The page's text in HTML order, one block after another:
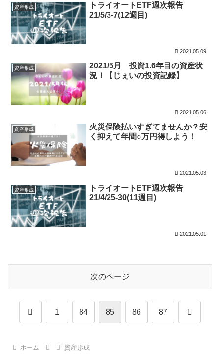
資産形成
トライオートETF週次報告
21/5/3-7(12週目)
2021.05.09
資産形成
2021/5月 投資1.6年目の資産状
況！【じぇいの投資記録】
2021.05.06
資産形成
火災保険払いすぎてませんか？安
く抑えて年間○万円得しよう！
2021.05.03
資産形成
トライオートETF週次報告
21/4/25-30(11週目)
2021.05.01
次のページ
前 1 84 85 86 87 次
ホーム 資産形成